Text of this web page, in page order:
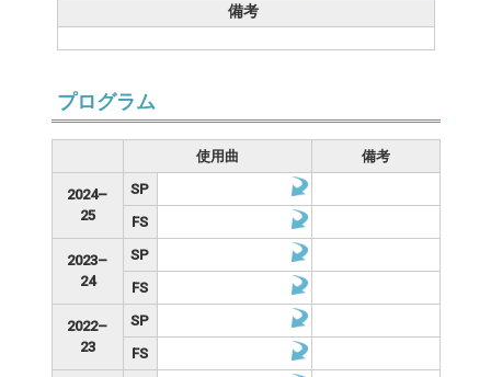
備考
プログラム
使用曲 備考
2024–
25
SP
FS
2023–
24
SP
FS
2022–
23
SP
FS